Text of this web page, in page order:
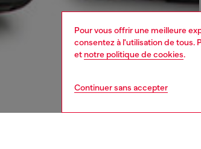
Pour vous offrir une meilleure
consentez à l'utilisation de tous.
et notre politique de cookies.
Continuer sans accepter